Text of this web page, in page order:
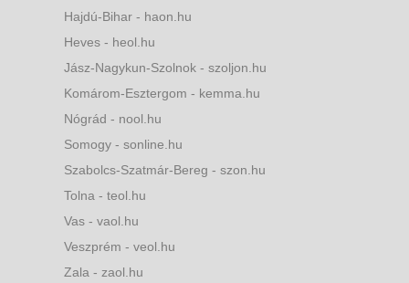
Hajdú-Bihar - haon.hu
Heves - heol.hu
Jász-Nagykun-Szolnok - szoljon.hu
Komárom-Esztergom - kemma.hu
Nógrád - nool.hu
Somogy - sonline.hu
Szabolcs-Szatmár-Bereg - szon.hu
Tolna - teol.hu
Vas - vaol.hu
Veszprém - veol.hu
Zala - zaol.hu